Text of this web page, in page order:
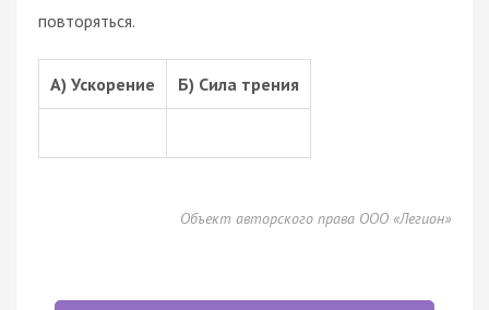
повторяться.
А) Ускорение Б) Сила трения
Объект авторского права ООО «Легион»